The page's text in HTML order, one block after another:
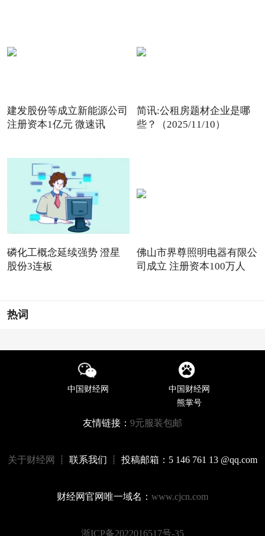
建发股份等成立新能源公司
注册资本1亿元 微速讯
简讯:公租房题材企业是哪
些？（2025/11/10）
磷化工概念延续强势 澄星
股份3连板
佛山市界尊照明电器有限公
司成立 注册资本100万人
热词
中国财经网
中国财经网
熊掌号
友情链接： 9元服装包邮
关于财经网 ┊ 联系我们 ┊ 投稿邮箱：5 146 761 13 @qq.com
财经网官网唯一域名： www.cjcn.com
浙ICP备2022016517号-35